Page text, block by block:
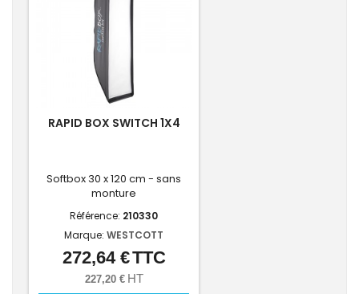
RAPID BOX SWITCH 1X4
Softbox 30 x 120 cm - sans
monture
Référence: 210330
Marque: WESTCOTT
Prix
272,64 €TTC
227,20 € HT